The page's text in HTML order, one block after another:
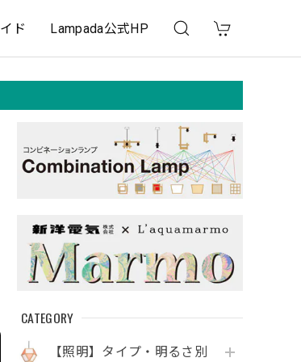
ド Lampada公式HP
CATEGORY
【照明】タイプ・明るさ別